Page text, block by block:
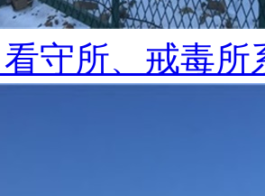
守所、戒毒所